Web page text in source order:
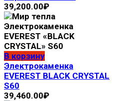
39,200.00₽
В корзину
Электрокаменка
EVEREST BLACK CRYSTAL
S60
39,460.00₽